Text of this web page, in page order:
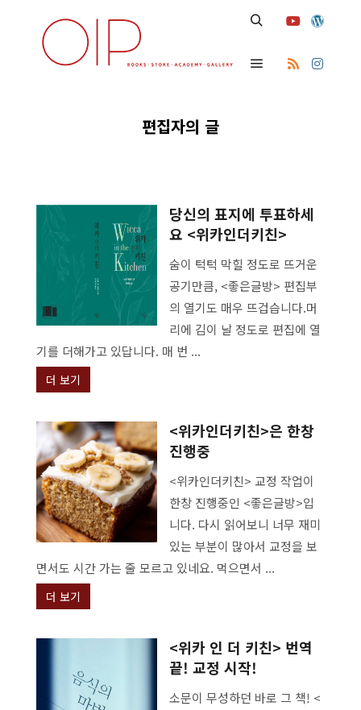
편집자의 글
당신의 표지에 투표하세
요 <위카인더키친>
숨이 턱턱 막힐 정도로 뜨거운
공기만큼, <좋은글방> 편집부
의 열기도 매우 뜨겁습니다.머
리에 김이 날 정도로 편집에 열
기를 더해가고 있답니다. 매 번 ...
더 보기
<위카인더키친>은 한창
진행중
<위카인더키친> 교정 작업이
한창 진행중인 <좋은글방>입
니다. 다시 읽어보니 너무 재미
있는 부분이 많아서 교정을 보
면서도 시간 가는 줄 모르고 있네요. 먹으면서 ...
더 보기
<위카 인 더 키친> 번역
끝! 교정 시작!
소문이 무성하던 바로 그 책! <